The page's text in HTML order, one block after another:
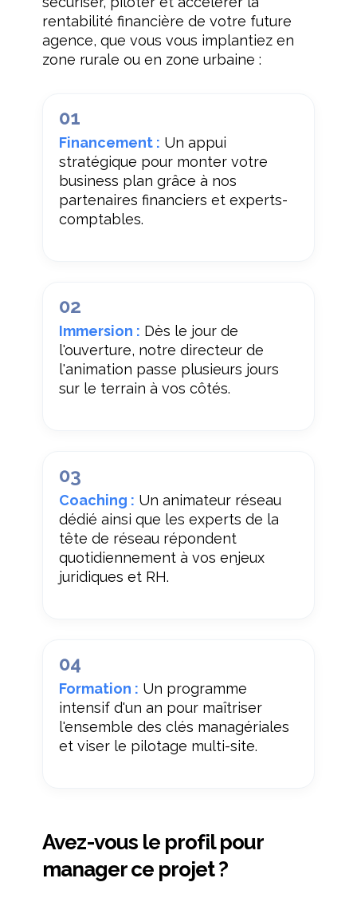
rentabilité financière de votre future
agence, que vous vous implantiez en
zone rurale ou en zone urbaine :
01
Financement : Un appui
stratégique pour monter votre
business plan grâce à nos
partenaires financiers et experts-
comptables.
02
Immersion : Dès le jour de
l'ouverture, notre directeur de
l'animation passe plusieurs jours
sur le terrain à vos côtés.
03
Coaching : Un animateur réseau
dédié ainsi que les experts de la
tête de réseau répondent
quotidiennement à vos enjeux
juridiques et RH.
04
Formation : Un programme
intensif d'un an pour maîtriser
l'ensemble des clés managériales
et viser le pilotage multi-site.
Avez-vous le profil pour
manager ce projet ?